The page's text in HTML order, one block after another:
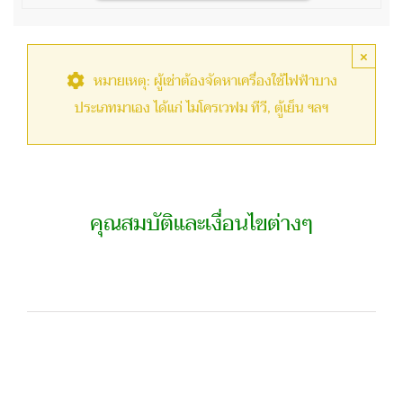
×
หมายเหตุ: ผู้เช่าต้องจัดหาเครื่องใช้ไฟฟ้าบาง
ประเภทมาเอง ได้แก่ ไมโครเวฟม ทีวี, ตู้เย็น ฯลฯ
คุณสมบัติและเงื่อนไขต่างๆ